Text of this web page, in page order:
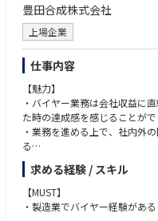
豊田合成株式会社
上場企業
仕事内容
【魅力】
・バイヤー業務は会社収益に
た時の達成感を感じることがで
・業務を進める上で、社内外
る
・発注金額が大きく、バイヤ
感とやりがいを感じることがで
・バイヤーは幅広い知識が必
外セミナーも積極的に取り入
求める経験 / スキル
【MUST】
・製造業でバイヤー経験があ